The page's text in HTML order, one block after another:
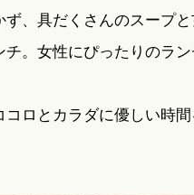
、具だくさんのスープ
。女性にぴったりのラ
ロとカラダに優しい時